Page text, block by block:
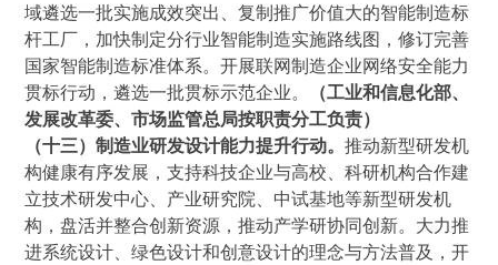
域遴选一批实施成效突出、复制推广价值大的智能制造标
杆工厂，加快制定分行业智能制造实施路线图，修订完善
国家智能制造标准体系。开展联网制造企业网络安全能力
贯标行动，遴选一批贯标示范企业。
（工业和信息化部、
发展改革委、市场监管总局按职责分工负责）
（十三）制造业研发设计能力提升行动。推动新型研发机
构健康有序发展，支持科技企业与高校、科研机构合作建
立技术研发中心、产业研究院、中试基地等新型研发机
构，盘活并整合创新资源，推动产学研协同创新。大力推
进系统设计、绿色设计和创意设计的理念与方法普及，开